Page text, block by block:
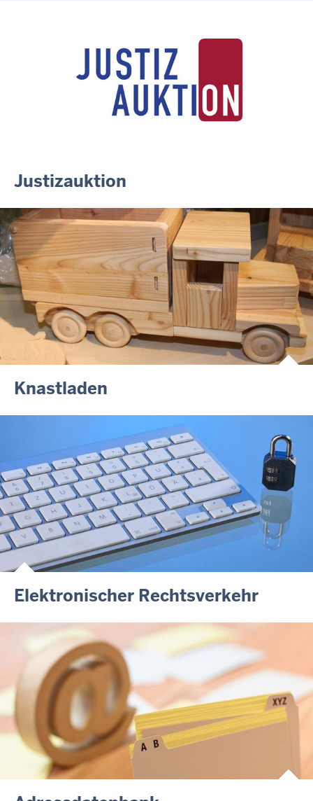
Justiz der Zukunft gemeinsam gestalten: Minister Limbach
zieht positive Bilanz des Projekts Zukunftswerkstatt Justiz
der Justizvollzugsschule NRW geehrt
RechtSpecial - Schiedsleute helfen Streit schlichten!
Justizauktion
Knastladen
Elektronischer Rechtsverkehr